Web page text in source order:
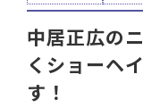
中居正広の
くショーヘ
す！